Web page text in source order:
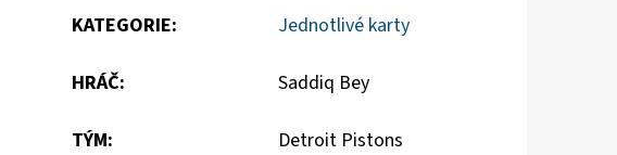
KATEGORIE: Jednotlivé karty
HRÁČ: Saddiq Bey
TÝM: Detroit Pistons